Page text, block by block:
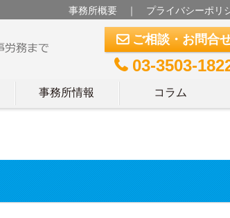
事務所概要 ｜ プライバシーポリ
mご相談・お問合
t03-3503-
事務所情報 コラム